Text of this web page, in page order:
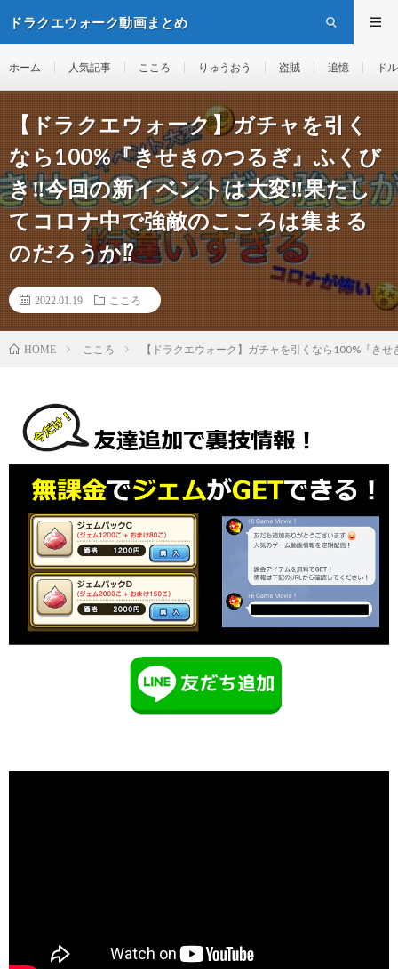
ドラクエウォーク動画まとめ
ホーム 人気記事 こころ りゅうおう 盗賊 追憶 ド
【ドラクエウォーク】ガチャを引く
なら100%『きせきのつるぎ』ふくび
き‼️今回の新イベントは大変‼️果たし
てコロナ中で強敵のこころは集まる
のだろうか⁉️
2022.01.19 こころ
HOME こころ 【ドラクエウォーク】ガチャを引くなら100%『き